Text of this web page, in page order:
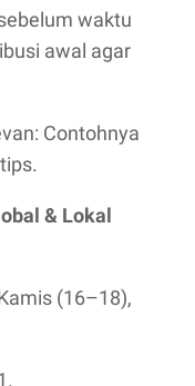
waktu
awal agar
Contohnya
& Lokal
(16–18),